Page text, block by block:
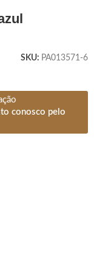
SKU: PA013571-6
conosco pelo